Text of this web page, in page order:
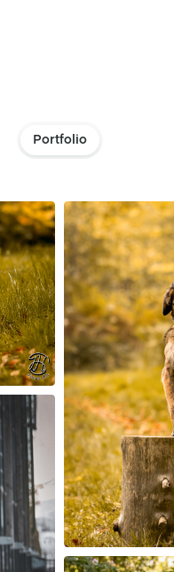
Portfolio